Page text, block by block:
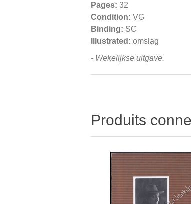
Pages: 32
Condition: VG
Binding: SC
Illustrated: omslag
- Wekelijkse uitgave.
Produits